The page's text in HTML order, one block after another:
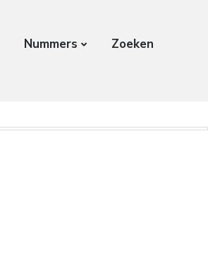
Nummers Zoeken